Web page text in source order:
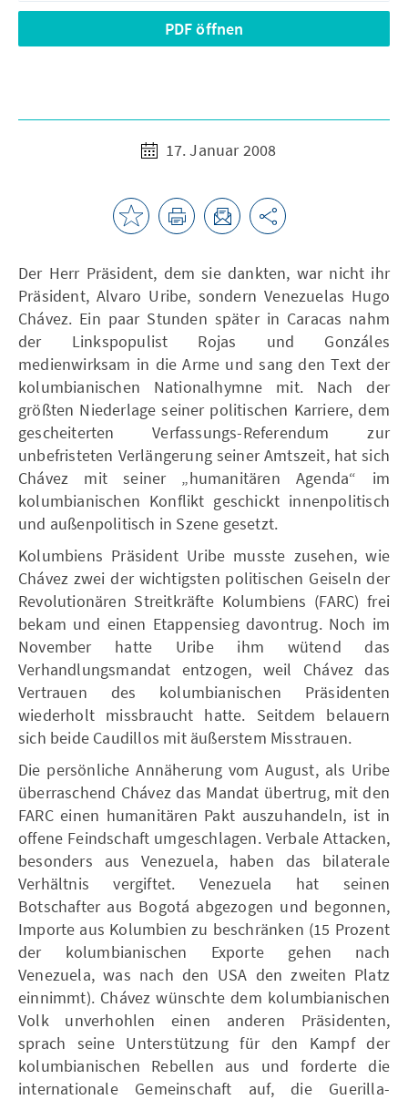
PDF öffnen
17. Januar 2008
Der Herr Präsident, dem sie dankten, war nicht ihr
Präsident, Alvaro Uribe, sondern Venezuelas Hugo
Chávez. Ein paar Stunden später in Caracas nahm
der Linkspopulist Rojas und Gonzáles
medienwirksam in die Arme und sang den Text der
kolumbianischen Nationalhymne mit. Nach der
größten Niederlage seiner politischen Karriere, dem
gescheiterten Verfassungs-Referendum zur
unbefristeten Verlängerung seiner Amtszeit, hat sich
Chávez mit seiner „humanitären Agenda“ im
kolumbianischen Konflikt geschickt innenpolitisch
und außenpolitisch in Szene gesetzt.
Kolumbiens Präsident Uribe musste zusehen, wie
Chávez zwei der wichtigsten politischen Geiseln der
Revolutionären Streitkräfte Kolumbiens (FARC) frei
bekam und einen Etappensieg davontrug. Noch im
November hatte Uribe ihm wütend das
Verhandlungsmandat entzogen, weil Chávez das
Vertrauen des kolumbianischen Präsidenten
wiederholt missbraucht hatte. Seitdem belauern
sich beide Caudillos mit äußerstem Misstrauen.
Die persönliche Annäherung vom August, als Uribe
überraschend Chávez das Mandat übertrug, mit den
FARC einen humanitären Pakt auszuhandeln, ist in
offene Feindschaft umgeschlagen. Verbale Attacken,
besonders aus Venezuela, haben das bilaterale
Verhältnis vergiftet. Venezuela hat seinen
Botschafter aus Bogotá abgezogen und begonnen,
Importe aus Kolumbien zu beschränken (15 Prozent
der kolumbianischen Exporte gehen nach
Venezuela, was nach den USA den zweiten Platz
einnimmt). Chávez wünschte dem kolumbianischen
Volk unverhohlen einen anderen Präsidenten,
sprach seine Unterstützung für den Kampf der
kolumbianischen Rebellen aus und forderte die
internationale Gemeinschaft auf, die Guerilla-